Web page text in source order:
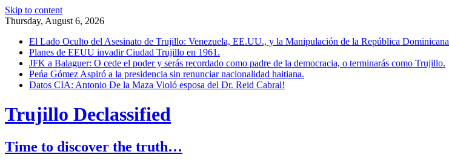
Skip to content
Thursday, August 6, 2026
El Lado Oculto del Asesinato de Trujillo: Venezuela, EE.UU., y la Manipulación de la República Dominicana
Planes de EEUU invadir Ciudad Trujillo en 1961.
JFK a Balaguer: O cede el poder y serás recordado como padre de la democracia, o terminarás como Trujillo.
Peńa Gómez Aspiró a la presidencia sin renunciar nacionalidad haitiana.
Datos CIA: Antonio De la Maza Violó esposa del Dr. Reid Cabral!
Trujillo Declassified
Time to discover the truth…